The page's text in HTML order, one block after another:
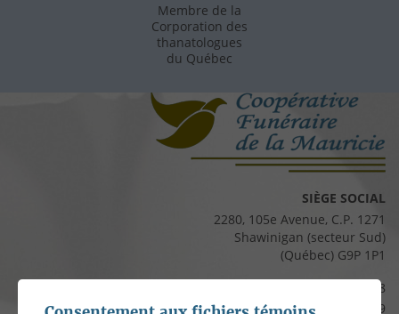
Membre de la
Corporation des
thanatologues
du Québec
SIÈGE SOCIAL
2280, 105e Avenue, C.P. 1271
Shawinigan (secteur Sud)
(Québec) G9P 1P1
819 537-8828
Télécopieur :819 537-8829